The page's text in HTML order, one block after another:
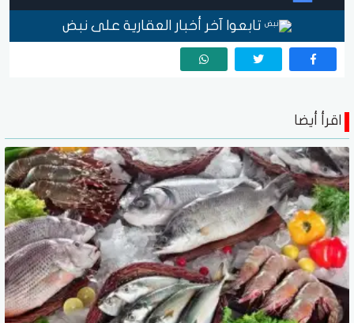
تابعوا آخر أخبار العقارية على نبض
اقرأ أيضا